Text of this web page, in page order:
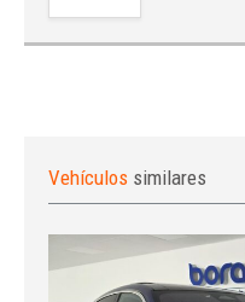
Vehículos similares